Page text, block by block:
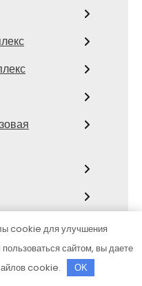
cookie для улучшения
сайтом, вы даете
cookie.
OK